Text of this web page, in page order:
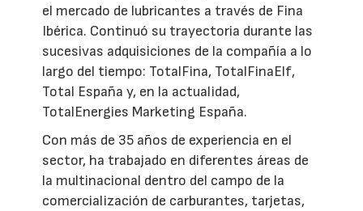
el mercado de lubricantes a través de Fina
Ibérica. Continuó su trayectoria durante las
sucesivas adquisiciones de la compañía a lo
largo del tiempo: TotalFina, TotalFinaElf,
Total España y, en la actualidad,
TotalEnergies Marketing España.
Con más de 35 años de experiencia en el
sector, ha trabajado en diferentes áreas de
la multinacional dentro del campo de la
comercialización de carburantes, tarjetas,